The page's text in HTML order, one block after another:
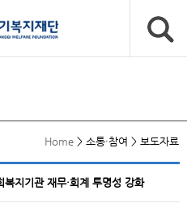
Home > 소통·참여 > 보도자료
복지기관 재무·회계 투명성 강화